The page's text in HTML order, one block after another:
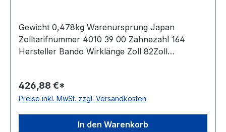
Gewicht 0,478kg Warenursprung Japan
Zolltarifnummer 4010 39 00 Zähnezahl 164
Hersteller Bando Wirklänge Zoll 82Zoll
Material Neoprene Zugstrang Glasfaser Norm
DIN 5296 antistatisch ja
426,88 €*
Preise inkl. MwSt. zzgl. Versandkosten
In den Warenkorb